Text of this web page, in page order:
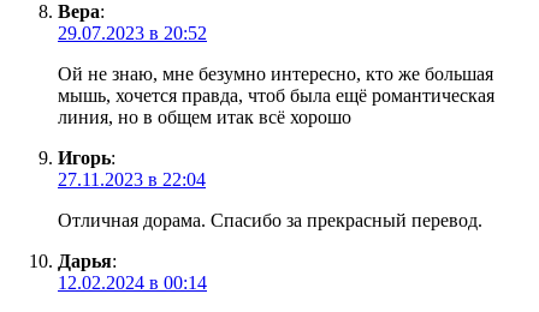
Вера:
29.07.2023 в 20:52
Ой не знаю, мне безумно интересно, кто же большая
мышь, хочется правда, чтоб была ещё романтическая
линия, но в общем итак всё хорошо
Игорь:
27.11.2023 в 22:04
Отличная дорама. Спасибо за прекрасный перевод.
Дарья:
12.02.2024 в 00:14